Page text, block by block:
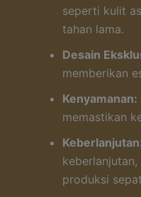
seperti kulit
tahan lama.
Desain
memberikan
Kenyamanan:
memastikan
produksi